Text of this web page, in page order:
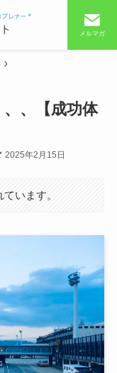
メルマガ
、【成功体
2025年2月15日
います。